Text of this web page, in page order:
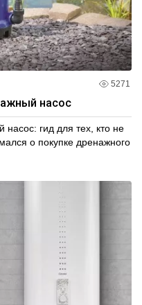
5271
насос
гид для тех, кто не
о покупке дренажного